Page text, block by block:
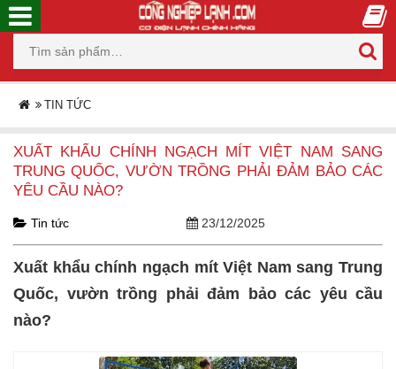
TIN TỨC
XUẤT KHẨU CHÍNH NGẠCH MÍT VIỆT NAM SANG
TRUNG QUỐC, VƯỜN TRỒNG PHẢI ĐẢM BẢO CÁC
YÊU CẦU NÀO?
Tin tức 23/12/2025
Xuất khẩu chính ngạch mít Việt Nam sang Trung
Quốc, vườn trồng phải đảm bảo các yêu cầu
nào?